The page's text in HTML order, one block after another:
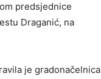
predsjednice
Draganić, na
je gradonačelnica